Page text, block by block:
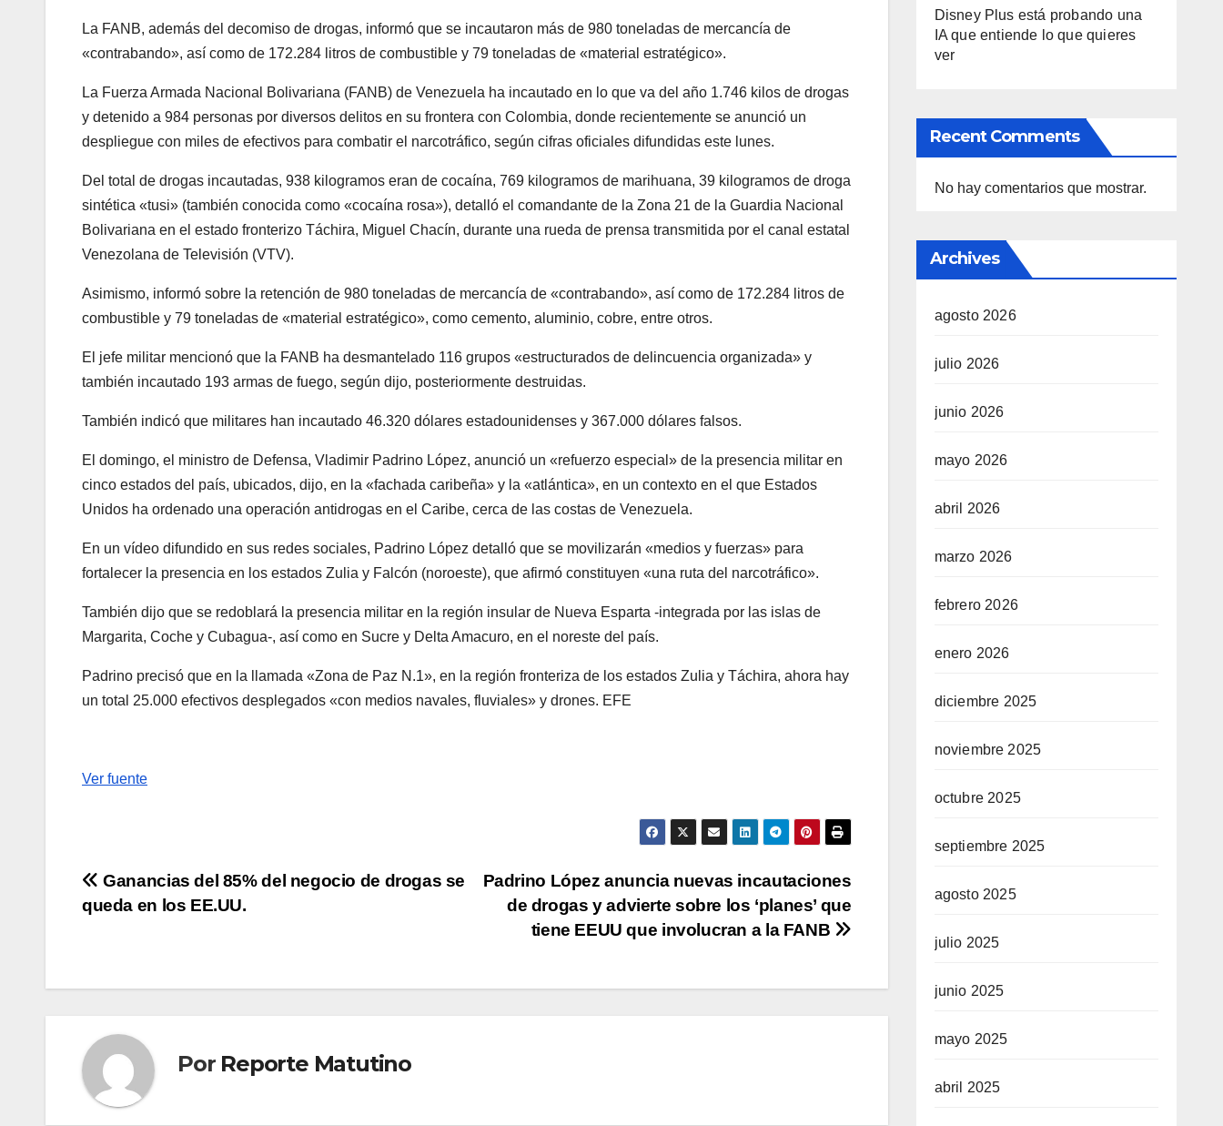
La FANB, además del decomiso de drogas, informó que se incautaron más de 980 toneladas de mercancía de
«contrabando», así como de 172.284 litros de combustible y 79 toneladas de «material estratégico».
La Fuerza Armada Nacional Bolivariana (FANB) de Venezuela ha incautado en lo que va del año 1.746 kilos de drogas
y detenido a 984 personas por diversos delitos en su frontera con Colombia, donde recientemente se anunció un
despliegue con miles de efectivos para combatir el narcotráfico, según cifras oficiales difundidas este lunes.
Del total de drogas incautadas, 938 kilogramos eran de cocaína, 769 kilogramos de marihuana, 39 kilogramos de droga
sintética «tusi» (también conocida como «cocaína rosa»), detalló el comandante de la Zona 21 de la Guardia Nacional
Bolivariana en el estado fronterizo Táchira, Miguel Chacín, durante una rueda de prensa transmitida por el canal estatal
Venezolana de Televisión (VTV).
Asimismo, informó sobre la retención de 980 toneladas de mercancía de «contrabando», así como de 172.284 litros de
combustible y 79 toneladas de «material estratégico», como cemento, aluminio, cobre, entre otros.
El jefe militar mencionó que la FANB ha desmantelado 116 grupos «estructurados de delincuencia organizada» y
también incautado 193 armas de fuego, según dijo, posteriormente destruidas.
También indicó que militares han incautado 46.320 dólares estadounidenses y 367.000 dólares falsos.
El domingo, el ministro de Defensa, Vladimir Padrino López, anunció un «refuerzo especial» de la presencia militar en
cinco estados del país, ubicados, dijo, en la «fachada caribeña» y la «atlántica», en un contexto en el que Estados
Unidos ha ordenado una operación antidrogas en el Caribe, cerca de las costas de Venezuela.
En un vídeo difundido en sus redes sociales, Padrino López detalló que se movilizarán «medios y fuerzas» para
fortalecer la presencia en los estados Zulia y Falcón (noroeste), que afirmó constituyen «una ruta del narcotráfico».
También dijo que se redoblará la presencia militar en la región insular de Nueva Esparta -integrada por las islas de
Margarita, Coche y Cubagua-, así como en Sucre y Delta Amacuro, en el noreste del país.
Padrino precisó que en la llamada «Zona de Paz N.1», en la región fronteriza de los estados Zulia y Táchira, ahora hay
un total 25.000 efectivos desplegados «con medios navales, fluviales» y drones. EFE
Ver fuente
Navegación
de
Padrino López anuncia nuevas incautaciones
de drogas y advierte sobre los ‘planes’ que
tiene EEUU que involucran a la FANB
Ganancias del 85% del negocio de drogas se
queda en los EE.UU.
Por Reporte Matutino
Disney Plus está probando una
IA que entiende lo que quieres
ver
Recent Comments
No hay comentarios que mostrar.
Archives
agosto 2026
julio 2026
junio 2026
mayo 2026
abril 2026
marzo 2026
febrero 2026
enero 2026
diciembre 2025
noviembre 2025
octubre 2025
septiembre 2025
agosto 2025
julio 2025
junio 2025
mayo 2025
abril 2025